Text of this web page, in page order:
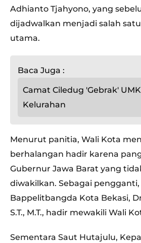
Adhianto Tjahyono, yang
dijadwalkan menjadi salah
utama.
Baca Juga :
Camat Ciledug 'Gebrak'
Kelurahan
Menurut panitia, Wali Kota
berhalangan hadir karena
Gubernur Jawa Barat yang
diwakilkan. Sebagai pengganti,
Bappelitbangda Kota Bekasi,
S.T., M.T., hadir mewakili Wali
Sementara Saut Hutajulu,